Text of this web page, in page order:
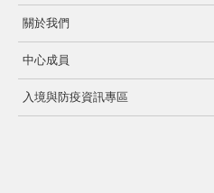
關於我們
中心成員
入境與防疫資訊專區